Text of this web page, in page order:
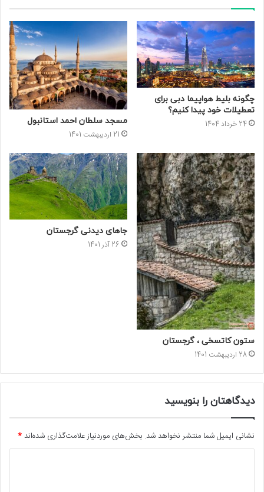
چگونه بلیط هواپیما دبی برای
تعطیلات خود پیدا کنیم؟
24 خرداد 1404 مسجد سلطان احمد استانبول
21 اردیبهشت 1401
ستون کاتسخی ، گرجستان
28 اردیبهشت 1401
جا‌های دیدنی گرجستان
26 آذر 1401
دیدگاهتان را بنویسید
نشانی ایمیل شما منتشر نخواهد شد. بخش‌های موردنیاز علامت‌گذاری شده‌اند*